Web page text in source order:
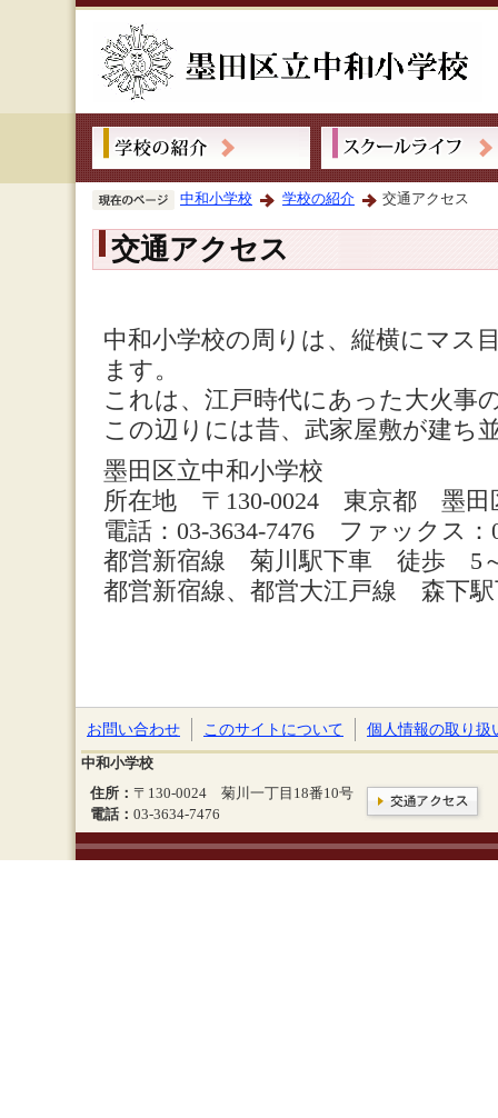
中和小学校 学校の紹介 交通アクセス
交通アクセス
中和小学校の周りは、縦横にマス
ます。
これは、江戸時代にあった大火事
この辺りには昔、武家屋敷が建ち
墨田区立中和小学校
所在地 〒130-0024 東京都 墨田
電話：03-3634-7476 ファックス：
都営新宿線 菊川駅下車 徒歩 5
都営新宿線、都営大江戸線 森下
お問い合わせ このサイトについて 個人情報の取り扱
中和小学校
住所： 〒130-0024 菊川一丁目18番10号
電話： 03-3634-7476